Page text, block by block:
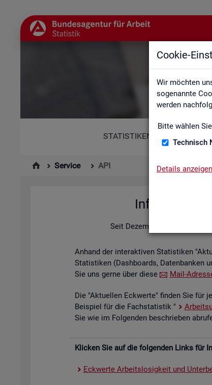
Cookie-
Wir möchten
sogenannte
werden
Bitte wählen
Technisch
Details anzeigen
STATISTIKEN
Service API
Seit De­zem­ber 2025 bie­tet
An­hand der in­ter­ak­ti­ven Sta­tis­ti­ken
Sta­tis­ti­ken (Da­sh­boards, Da­ten­ban­ken
Sie uns gerne über diese
Mail-
Die "Ak­tu­el­len Eck­wer­te" fin­den Sie für
Bei­spiel für die Fach­sta­tis­tik "
Sie wie im Fol­gen­den be­schrie­ben
Kli­cken Sie auf die fol­gen­den Links für
Eck­wer­te Ar­beits­lo­sig­keit und